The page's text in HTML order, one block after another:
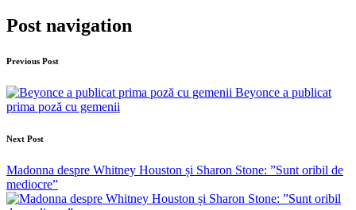
Post navigation
Previous Post
Beyonce a publicat
prima poză cu gemenii
Next Post
Madonna despre Whitney Houston și Sharon Stone: ”Sunt oribil de
mediocre”